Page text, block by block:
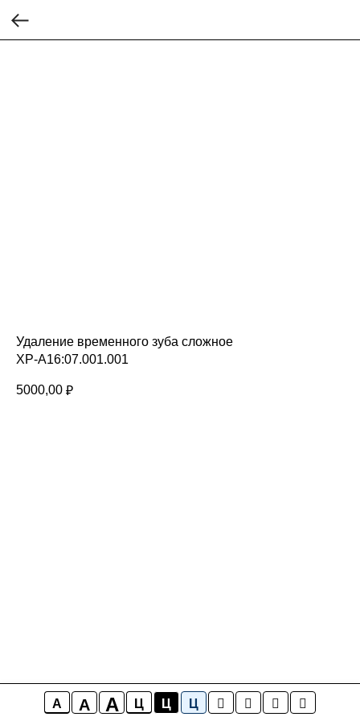
A A A Ц Ц Ц
Удаление временного зуба сложное
ХР-А16:07.001.001
5000,00 ₽